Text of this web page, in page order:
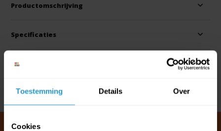
Toestemming Details Over
Cookies
Productomschrijving
Specificaties
Reviews
Delen